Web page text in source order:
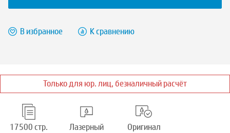
В избранное К сравнению
Только для юр. лиц, безналичный расчёт
17500 стр. Лазерный Оригинал